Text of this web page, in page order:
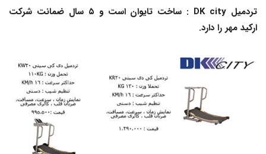
تردمیل DK city
: ساخت تایوان است و ۵ سال ضمانت شرکت
ارکید مهر را دارد.